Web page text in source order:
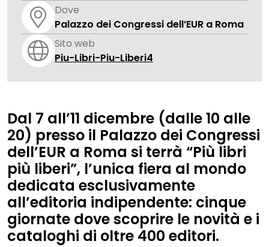
Dove
Palazzo dei Congressi dell’EUR a Roma
Sito web
Piu-Libri-Piu-Liberi4
Dal 7 all’11 dicembre (dalle 10 alle
20) presso il Palazzo dei Congressi
dell’EUR a Roma si terrà “Più libri
più liberi”, l’unica fiera al mondo
dedicata esclusivamente
all’editoria indipendente: cinque
giornate dove scoprire le novità e i
cataloghi di oltre 400 editori.